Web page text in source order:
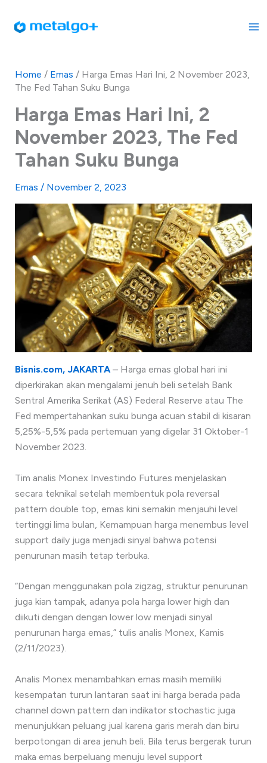
Home / Emas / Harga Emas Hari Ini, 2 November 2023,
The Fed Tahan Suku Bunga
Harga Emas Hari Ini, 2
November 2023, The Fed
Tahan Suku Bunga
Emas / November 2, 2023
Bisnis.com, JAKARTA– Harga emas global hari ini
diperkirakan akan mengalami jenuh beli setelah Bank
Sentral Amerika Serikat (AS) Federal Reserve atau The
Fed mempertahankan suku bunga acuan stabil di kisaran
5,25%-5,5% pada pertemuan yang digelar 31 Oktober-1
November 2023.
Tim analis Monex Investindo Futures menjelaskan
secara teknikal setelah membentuk pola reversal
pattern double top, emas kini semakin menjauhi level
tertinggi lima bulan, Kemampuan harga menembus level
support daily juga menjadi sinyal bahwa potensi
penurunan masih tetap terbuka.
“Dengan menggunakan pola zigzag, struktur penurunan
juga kian tampak, adanya pola harga lower high dan
diikuti dengan dengan lower low menjadi sinyal
penurunan harga emas,” tulis analis Monex, Kamis
(2/11/2023).
Analis Monex menambahkan emas masih memiliki
kesempatan turun lantaran saat ini harga berada pada
channel down pattern dan indikator stochastic juga
menunjukkan peluang jual karena garis merah dan biru
berpotongan di area jenuh beli. Bila terus bergerak turun
maka emas berpeluang menuju level support